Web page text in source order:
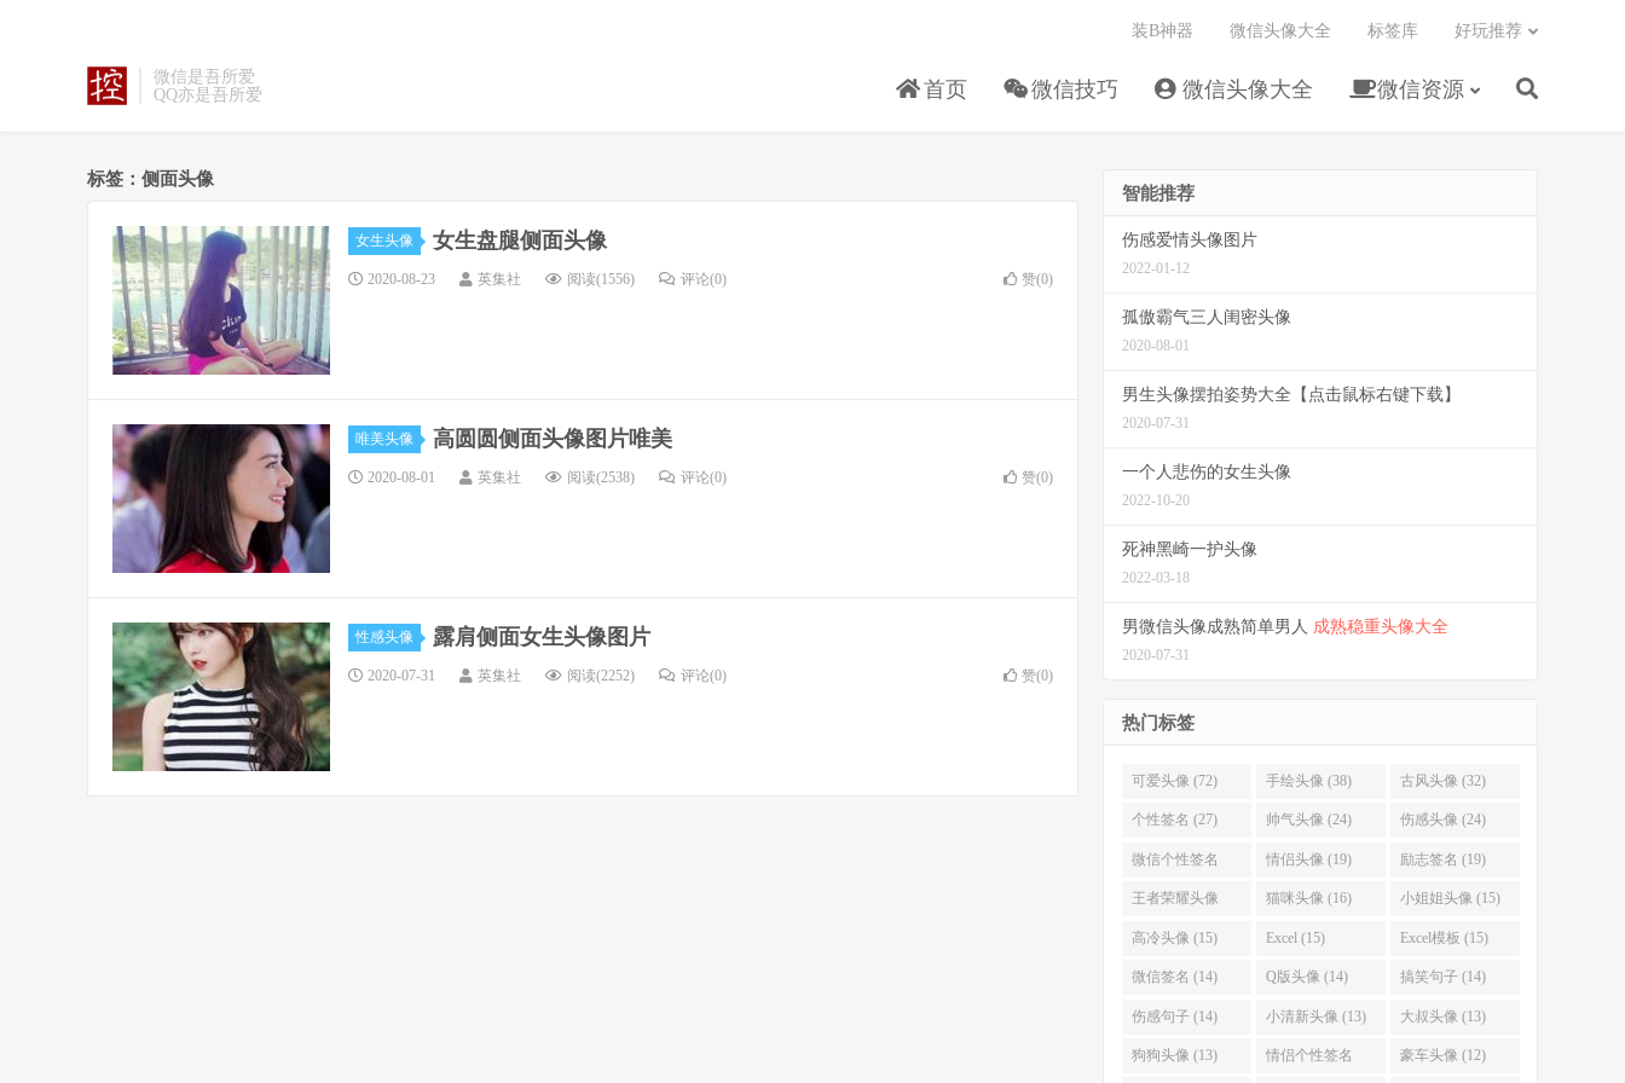
微信是吾所爱
QQ亦是吾所爱
首页 微信技巧 微信头像大全 微信资源
装B神器 微信头像大全 标签库 好玩推荐
标签：侧面头像
女生头像 女生盘腿侧面头像
2020-08-23 英集社 阅读(1556) 评论(0) 赞(0)
唯美头像 高圆圆侧面头像图片唯美
2020-08-01 英集社 阅读(2538) 评论(0) 赞(0)
性感头像 露肩侧面女生头像图片
2020-07-31 英集社 阅读(2252) 评论(0) 赞(0)
智能推荐
伤感爱情头像图片
2022-01-12
孤傲霸气三人闺密头像
2020-08-01
男生头像摆拍姿势大全【点击鼠标右键下载】
2020-07-31
一个人悲伤的女生头像
2022-10-20
死神黑崎一护头像
2022-03-18
男微信头像成熟简单男人 成熟稳重头像大全
2020-07-31
热门标签
可爱头像 (72) 手绘头像 (38) 古风头像 (32)
个性签名 (27) 帅气头像 (24) 伤感头像 (24)
微信个性签名
(22)
情侣头像 (19) 励志签名 (19)
王者荣耀头像
(18)
猫咪头像 (16) 小姐姐头像 (15)
高冷头像 (15) Excel (15) Excel模板 (15)
微信签名 (14) Q版头像 (14) 搞笑句子 (14)
伤感句子 (14) 小清新头像 (13) 大叔头像 (13)
狗狗头像 (13) 情侣个性签名 豪车头像 (12)